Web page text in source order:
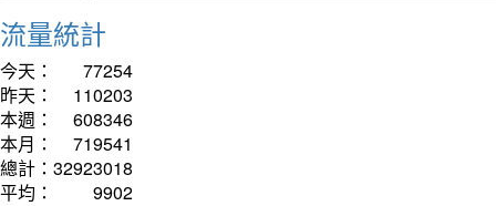
流量統計
今天：
77254
昨天：
110203
本週：
608346
本月：
719541
總計： 32923018
平均：
9902